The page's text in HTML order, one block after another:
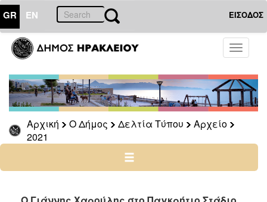
GR EN ΕΙΣΟΔΟΣ
Toggle
Αρχική Ο Δήμος Δελτία Τύπου
Αρχείο
2021
ΔΗΜΟΣ
Δελτία
Τύπου
Αρχείο
2026
2025
2022